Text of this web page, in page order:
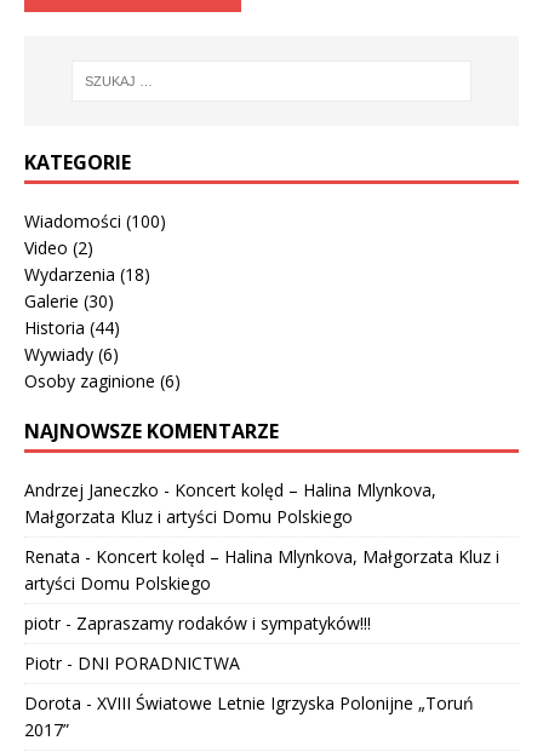
KATEGORIE
Wiadomości (100)
Video (2)
Wydarzenia (18)
Galerie (30)
Historia (44)
Wywiady (6)
Osoby zaginione (6)
NAJNOWSZE KOMENTARZE
Andrzej Janeczko - Koncert kolęd – Halina Mlynkova,
Małgorzata Kluz i artyści Domu Polskiego
Renata - Koncert kolęd – Halina Mlynkova, Małgorzata Kluz i
artyści Domu Polskiego
piotr- Zapraszamy rodaków i sympatyków!!!
Piotr- DNI PORADNICTWA
Dorota - XVIII Światowe Letnie Igrzyska Polonijne „Toruń
2017”